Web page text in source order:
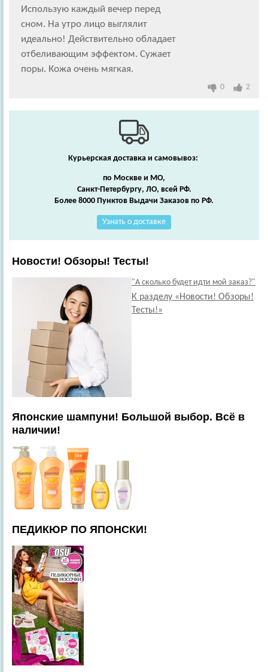
Использую каждый вечер перед
сном. На утро лицо выглялит
идеально! Действительно обладает
отбеливающим эффектом. Сужает
поры. Кожа очень мягкая.
0 2
Курьерская доставка и самовывоз:
по Москве и МО,
Санкт-Петербургу, ЛО, всей РФ.
Более 8000 Пунктов Выдачи Заказов по РФ.
Узнать о доставке
Новости! Обзоры! Тесты!
"А сколько будет идти мой заказ?"
К разделу «Новости! Обзоры!
Тесты!»
Японские шампуни! Большой выбор. Всё в
наличии!
ПЕДИКЮР ПО ЯПОНСКИ!